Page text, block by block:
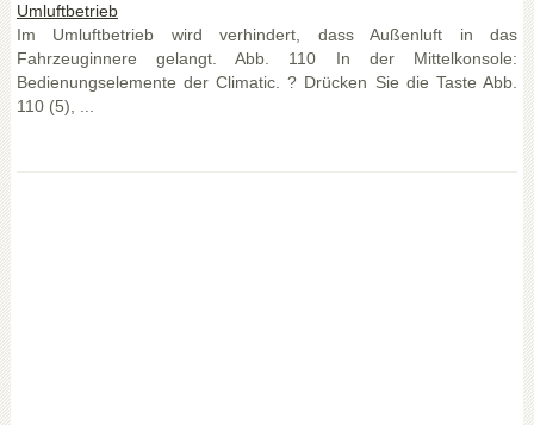
Umluftbetrieb
Im Umluftbetrieb wird verhindert, dass Außenluft in das
Fahrzeuginnere gelangt. Abb. 110 In der Mittelkonsole:
Bedienungselemente der Climatic. ? Drücken Sie die Taste Abb.
110 (5), ...